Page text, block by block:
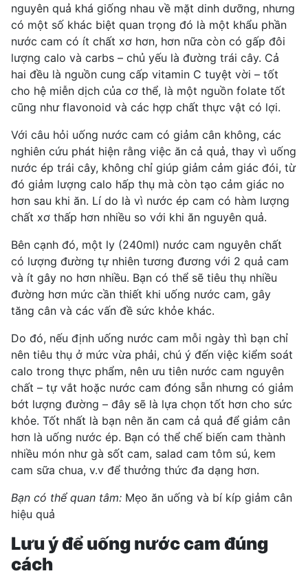
nguyên quả khá giống nhau về mặt dinh dưỡng, nhưng
có một số khác biệt quan trọng đó là một khẩu phần
nước cam có ít chất xơ hơn, hơn nữa còn có gấp đôi
lượng calo và carbs – chủ yếu là đường trái cây. Cả
hai đều là nguồn cung cấp vitamin C tuyệt vời – tốt
cho hệ miễn dịch của cơ thể, là một nguồn folate tốt
cũng như flavonoid và các hợp chất thực vật có lợi.
Với câu hỏi uống nước cam có giảm cân không, các
nghiên cứu phát hiện rằng việc ăn cả quả, thay vì uống
nước ép trái cây, không chỉ giúp giảm cảm giác đói, từ
đó giảm lượng calo hấp thụ mà còn tạo cảm giác no
hơn sau khi ăn. Lí do là vì nước ép cam có hàm lượng
chất xơ thấp hơn nhiều so với khi ăn nguyên quả.
Bên cạnh đó, một ly (240ml) nước cam nguyên chất
có lượng đường tự nhiên tương đương với 2 quả cam
và ít gây no hơn nhiều. Bạn có thể sẽ tiêu thụ nhiều
đường hơn mức cần thiết khi uống nước cam, gây
tăng cân và các vấn đề sức khỏe khác.
Do đó, nếu định uống nước cam mỗi ngày thì bạn chỉ
nên tiêu thụ ở mức vừa phải, chú ý đến việc kiểm soát
calo trong thực phẩm, nên ưu tiên nước cam nguyên
chất – tự vắt hoặc nước cam đóng sẵn nhưng có giảm
bớt lượng đường – đây sẽ là lựa chọn tốt hơn cho sức
khỏe. Tốt nhất là bạn nên ăn cam cả quả để giảm cân
hơn là uống nước ép. Bạn có thể chế biến cam thành
nhiều món như gà sốt cam, salad cam tôm sú, kem
cam sữa chua, v.v để thưởng thức đa dạng hơn.
Bạn có thể quan tâm: Mẹo ăn uống và bí kíp giảm cân
hiệu quả
Lưu ý để uống nước cam đúng
cách